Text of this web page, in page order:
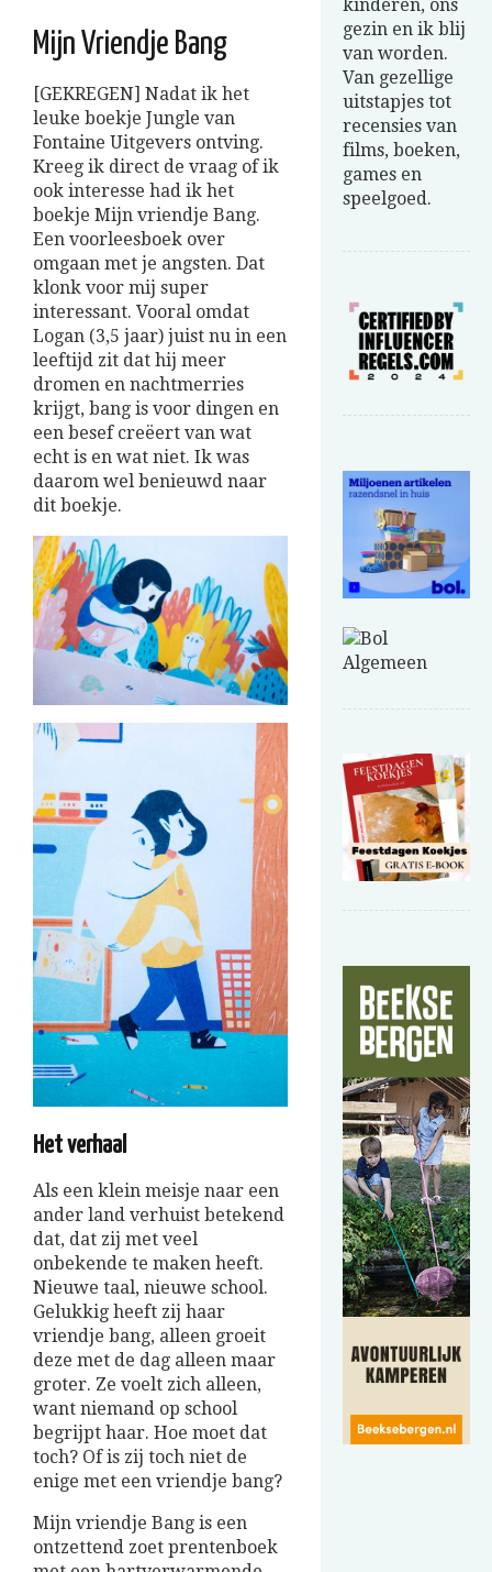
Mijn Vriendje Bang
[GEKREGEN] Nadat ik het
leuke boekje Jungle van
Fontaine Uitgevers ontving.
Kreeg ik direct de vraag of ik
ook interesse had ik het
boekje Mijn vriendje Bang.
Een voorleesboek over
omgaan met je angsten. Dat
klonk voor mij super
interessant. Vooral omdat
Logan (3,5 jaar) juist nu in een
leeftijd zit dat hij meer
dromen en nachtmerries
krijgt, bang is voor dingen en
een besef creëert van wat
echt is en wat niet. Ik was
daarom wel benieuwd naar
dit boekje.
Het verhaal
Als een klein meisje naar een
ander land verhuist betekend
dat, dat zij met veel
onbekende te maken heeft.
Nieuwe taal, nieuwe school.
Gelukkig heeft zij haar
vriendje bang, alleen groeit
deze met de dag alleen maar
groter. Ze voelt zich alleen,
want niemand op school
begrijpt haar. Hoe moet dat
toch? Of is zij toch niet de
enige met een vriendje bang?
Mijn vriendje Bang is een
ontzettend zoet prentenboek
kinderen, ons
gezin en ik blij
van worden.
Van gezellige
uitstapjes tot
recensies van
films, boeken,
games en
speelgoed.